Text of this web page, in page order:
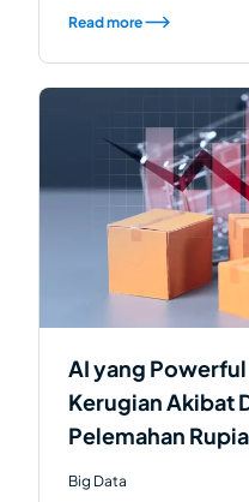
Read more
AI yang
Kerugian Akibat
Pelemahan
Big Data